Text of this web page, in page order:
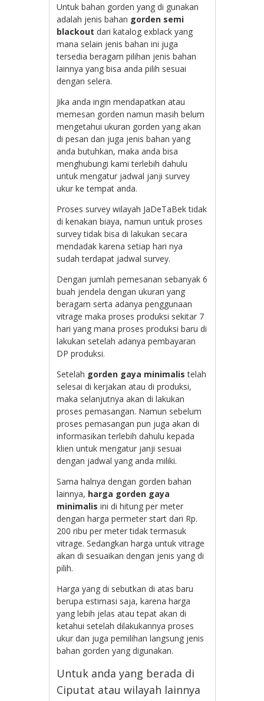
Untuk bahan gorden yang di gunakan
adalah jenis bahan gorden semi
blackout dari katalog exblack yang
mana selain jenis bahan ini juga
tersedia beragam pilihan jenis bahan
lainnya yang bisa anda pilih sesuai
dengan selera.
Jika anda ingin mendapatkan atau
memesan gorden namun masih belum
mengetahui ukuran gorden yang akan
di pesan dan juga jenis bahan yang
anda butuhkan, maka anda bisa
menghubungi kami terlebih dahulu
untuk mengatur jadwal janji survey
ukur ke tempat anda.
Proses survey wilayah JaDeTaBek tidak
di kenakan biaya, namun untuk proses
survey tidak bisa di lakukan secara
mendadak karena setiap hari nya
sudah terdapat jadwal survey.
Dengan jumlah pemesanan sebanyak 6
buah jendela dengan ukuran yang
beragam serta adanya penggunaan
vitrage maka proses produksi sekitar 7
hari yang mana proses produksi baru di
lakukan setelah adanya pembayaran
DP produksi.
Setelah gorden gaya minimalis telah
selesai di kerjakan atau di produksi,
maka selanjutnya akan di lakukan
proses pemasangan. Namun sebelum
proses pemasangan pun juga akan di
informasikan terlebih dahulu kepada
klien untuk mengatur janji sesuai
dengan jadwal yang anda miliki.
Sama halnya dengan gorden bahan
lainnya, harga gorden gaya
minimalis ini di hitung per meter
dengan harga permeter start dari Rp.
200 ribu per meter tidak termasuk
vitrage. Sedangkan harga untuk vitrage
akan di sesuaikan dengan jenis yang di
pilih.
Harga yang di sebutkan di atas baru
berupa estimasi saja, karena harga
yang lebih jelas atau tepat akan di
ketahui setelah dilakukannya proses
ukur dan juga pemilihan langsung jenis
bahan gorden yang digunakan.
Untuk anda yang berada di
Ciputat atau wilayah lainnya